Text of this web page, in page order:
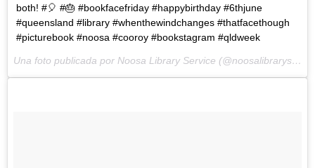
both! #🎈 #🎂 #bookfacefriday #happybirthday #6thjune
#queensland #library #whenthewindchanges #thatfacethough
#picturebook #noosa #cooroy #bookstagram #qldweek
Una foto publicada por Noosa Library Service (@noosalibraryservice) el